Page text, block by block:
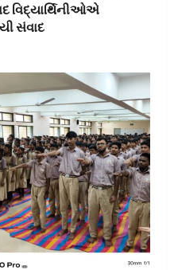
વિદ્યાર્થિનીઓએ
સંવાદ